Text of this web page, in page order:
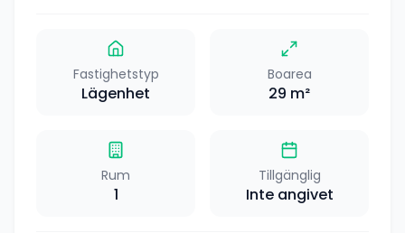
Fastighetstyp
Lägenhet
Boarea
29 m²
Rum
1
Tillgänglig
Inte angivet